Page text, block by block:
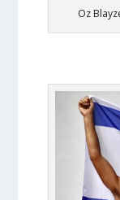
Oz